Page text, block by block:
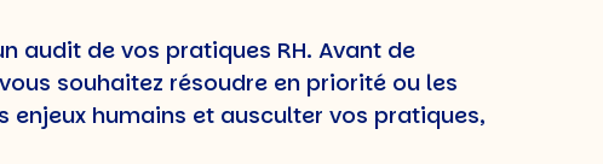
audit de vos pratiques RH. Avant de
souhaitez résoudre en priorité ou les
enjeux humains et ausculter vos pratiques,